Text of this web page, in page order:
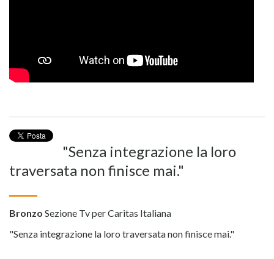
"Senza integrazione la loro
traversata non finisce mai."
Bronzo Sezione Tv per Caritas Italiana
"Senza integrazione la loro traversata non finisce mai."